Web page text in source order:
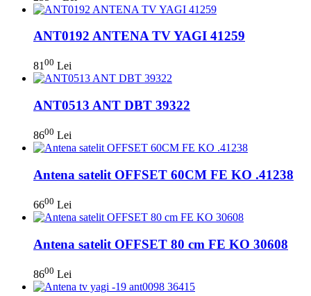
ANT0192 ANTENA TV YAGI 41259
8100 Lei
ANT0513 ANT DBT 39322
8600 Lei
Antena satelit OFFSET 60CM FE KO .41238
6600 Lei
Antena satelit OFFSET 80 cm FE KO 30608
8600 Lei